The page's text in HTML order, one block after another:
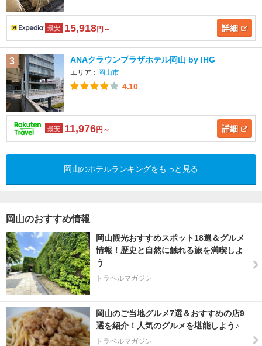
最安 15,918円～ 詳細
3 ANAクラウンプラザホテル岡山 by IHG
エリア： 岡山市
4.10
最安 11,976円～ 詳細
岡山のホテルランキングをもっと見る
岡山のおすすめ情報
岡山観光おすすめスポット18選＆グルメ
情報！歴史と自然に触れる旅を満喫しよ
う
トラベルマガジン
岡山のご当地グルメ7選＆おすすめの店9
選を紹介！人気のグルメを堪能しよう♪
トラベルマガジン